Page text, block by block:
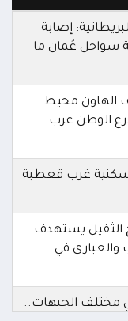
إصابة
سواحل عُمان ما
الهاون محيط
الوطن غرب
سكنية غرب قعطبة
يستهدف
في
مختلف الجبهات..